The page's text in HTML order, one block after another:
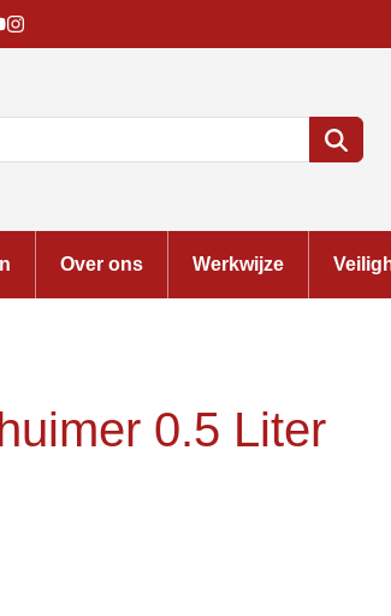
Over ons Werkwijze
0.5 Liter